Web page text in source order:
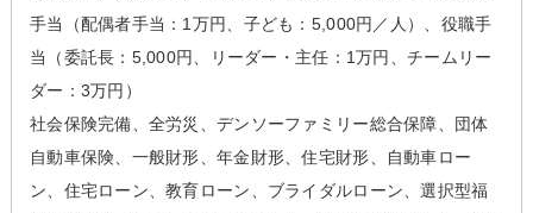
手当（配偶者手当：1万円、子ども：5,000円／人）、役職手
当（委託長：5,000円、リーダー・主任：1万円、チームリー
ダー：3万円）
社会保険完備、全労災、デンソーファミリー総合保障、団体
自動車保険、一般財形、年金財形、住宅財形、自動車ロー
ン、住宅ローン、教育ローン、ブライダルローン、選択型福